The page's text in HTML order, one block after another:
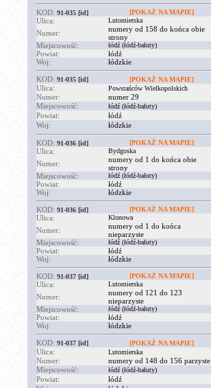
KOD: 91-035 [id] [POKAŻ NA MAPIE]
Ulica: Lutomierska
Numer:
numery od 158 do końca obie
strony
Miejscowość:
łódź (łódź-bałuty)
Powiat:
łódź
Woj:
łódzkie
KOD: 91-035 [id] [POKAŻ NA MAPIE]
Ulica: Powstańców Wielkopolskich
Numer:
numer 29
Miejscowość:
łódź (łódź-bałuty)
Powiat:
łódź
Woj:
łódzkie
KOD: 91-036 [id] [POKAŻ NA MAPIE]
Ulica: Bydgoska
Numer:
numery od 1 do końca obie
strony
Miejscowość:
łódź (łódź-bałuty)
Powiat:
łódź
Woj:
łódzkie
KOD: 91-036 [id] [POKAŻ NA MAPIE]
Ulica: Klonowa
Numer:
numery od 1 do końca
nieparzyste
Miejscowość:
łódź (łódź-bałuty)
Powiat:
łódź
Woj:
łódzkie
KOD: 91-037 [id] [POKAŻ NA MAPIE]
Ulica: Lutomierska
Numer:
numery od 121 do 123
nieparzyste
Miejscowość:
łódź (łódź-bałuty)
Powiat:
łódź
Woj:
łódzkie
KOD: 91-037 [id] [POKAŻ NA MAPIE]
Ulica: Lutomierska
Numer:
numery od 148 do 156 parzyste
Miejscowość:
łódź (łódź-bałuty)
Powiat:
łódź